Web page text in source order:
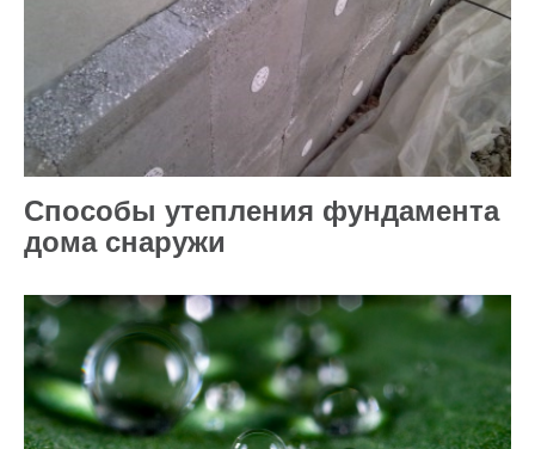
Способы утепления фундамента
дома снаружи